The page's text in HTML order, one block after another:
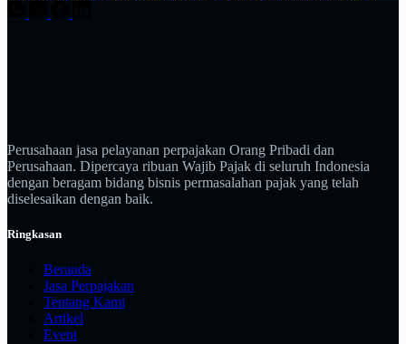
Perusahaan jasa pelayanan perpajakan Orang Pribadi dan
Perusahaan. Dipercaya ribuan Wajib Pajak di seluruh Indonesia
dengan beragam bidang bisnis permasalahan pajak yang telah
diselesaikan dengan baik.
Ringkasan
Beranda
Jasa Perpajakan
Tentang Kami
Artikel
Event